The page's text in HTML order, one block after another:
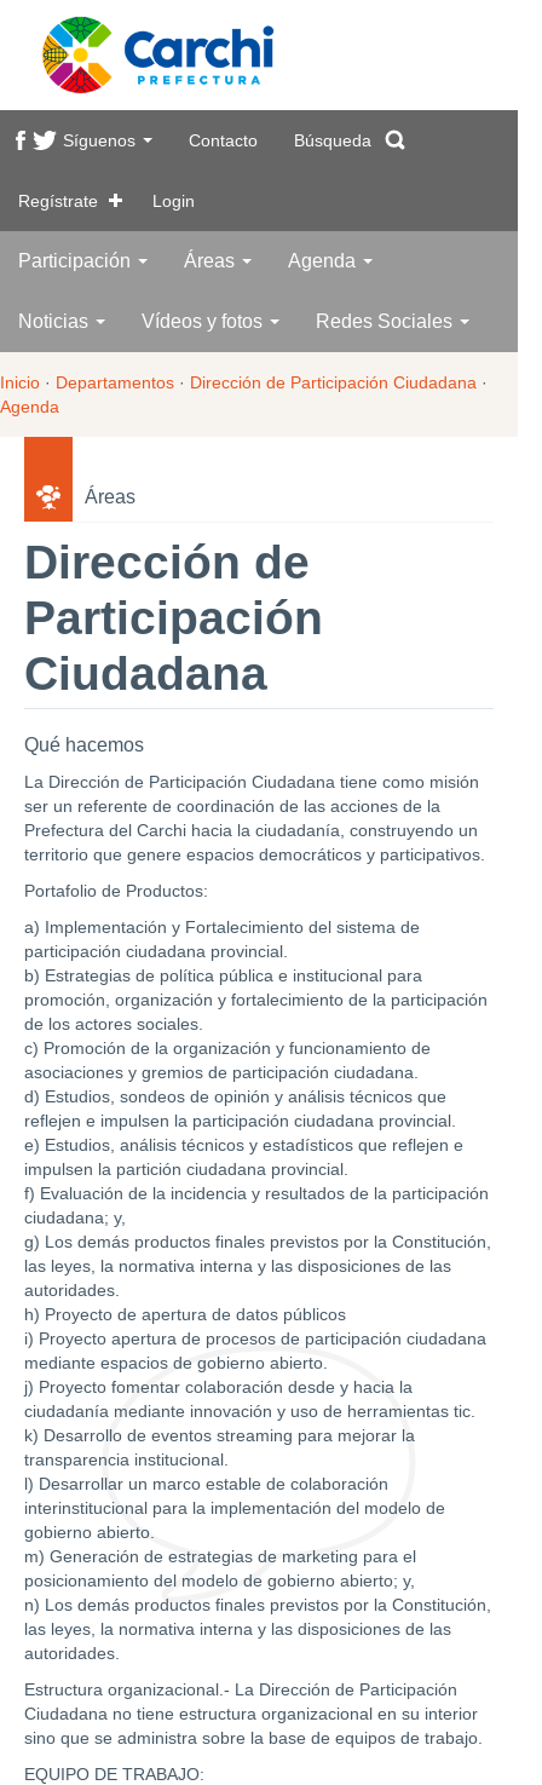
Síguenos Contacto Búsqueda
Regístrate Login
Participación Áreas Agenda
Noticias Vídeos y fotos Redes Sociales
Inicio · Departamentos · Dirección de Participación Ciudadana ·
Agenda
Áreas
Dirección de
Participación
Ciudadana
Qué hacemos
La Dirección de Participación Ciudadana tiene como misión
ser un referente de coordinación de las acciones de la
Prefectura del Carchi hacia la ciudadanía, construyendo un
territorio que genere espacios democráticos y participativos.
Portafolio de Productos:
a) Implementación y Fortalecimiento del sistema de
participación ciudadana provincial.
b) Estrategias de política pública e institucional para
promoción, organización y fortalecimiento de la participación
de los actores sociales.
c) Promoción de la organización y funcionamiento de
asociaciones y gremios de participación ciudadana.
d) Estudios, sondeos de opinión y análisis técnicos que
reflejen e impulsen la participación ciudadana provincial.
e) Estudios, análisis técnicos y estadísticos que reflejen e
impulsen la partición ciudadana provincial.
f) Evaluación de la incidencia y resultados de la participación
ciudadana; y,
g) Los demás productos finales previstos por la Constitución,
las leyes, la normativa interna y las disposiciones de las
autoridades.
h) Proyecto de apertura de datos públicos
i) Proyecto apertura de procesos de participación ciudadana
mediante espacios de gobierno abierto.
j) Proyecto fomentar colaboración desde y hacia la
ciudadanía mediante innovación y uso de herramientas tic.
k) Desarrollo de eventos streaming para mejorar la
transparencia institucional.
l) Desarrollar un marco estable de colaboración
interinstitucional para la implementación del modelo de
gobierno abierto.
m) Generación de estrategias de marketing para el
posicionamiento del modelo de gobierno abierto; y,
n) Los demás productos finales previstos por la Constitución,
las leyes, la normativa interna y las disposiciones de las
autoridades.
Estructura organizacional.- La Dirección de Participación
Ciudadana no tiene estructura organizacional en su interior
sino que se administra sobre la base de equipos de trabajo.
EQUIPO DE TRABAJO: